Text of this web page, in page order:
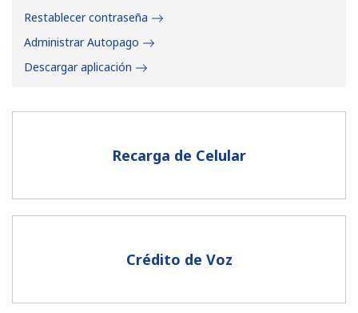
Un caracter especial
Recarga de Celular
Crédito de Voz
Restablecer contraseña
Administrar Autopago
Descargar aplicación